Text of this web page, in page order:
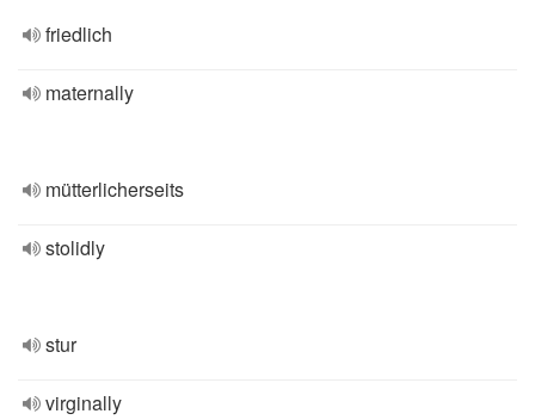
friedlich
maternally
mütterlicherseits
stolidly
stur
virginally